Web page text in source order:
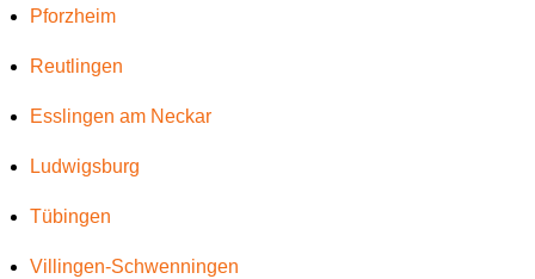
Pforzheim
Reutlingen
Esslingen am Neckar
Ludwigsburg
Tübingen
Villingen-Schwenningen